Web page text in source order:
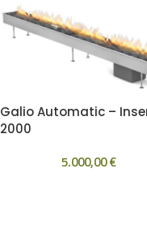
Galio Automatic –
2000
5.000,00€